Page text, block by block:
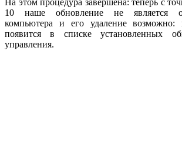
10 наше обновление не является
компьютера и его удаление возможно:
появится в списке установленных
управления.